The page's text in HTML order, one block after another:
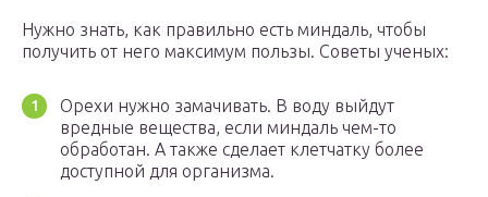
Нужно знать, как правильно есть миндаль, чтобы
получить от него максимум пользы. Советы ученых:
Орехи нужно замачивать. В воду выйдут
вредные вещества, если миндаль чем-то
обработан. А также сделает клетчатку более
доступной для организма.